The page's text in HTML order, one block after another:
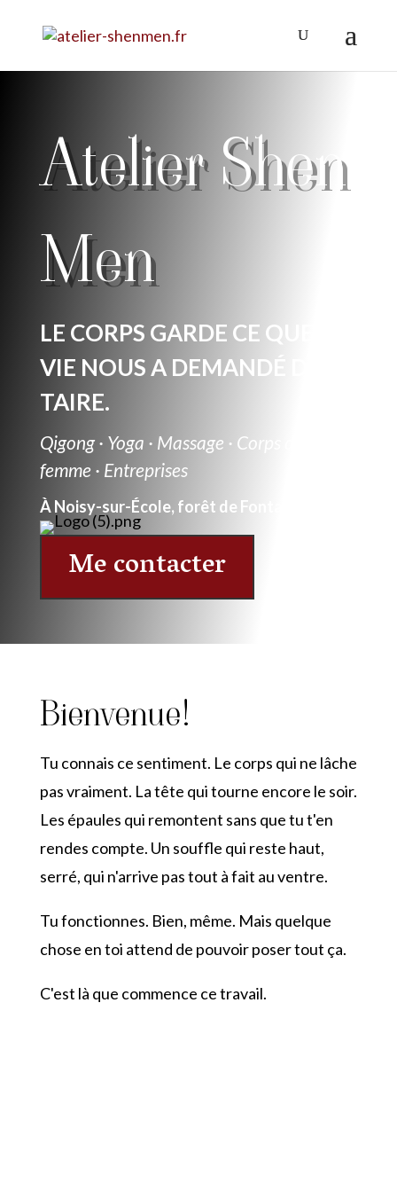
Atelier Shen
Men
LE CORPS GARDE CE QUE LA
VIE NOUS A DEMANDÉ DE
TAIRE.
Qigong · Yoga · Massage · Corps de
femme · Entreprises
À Noisy-sur-École, forêt de Fontainebleau
Me contacter
Bienvenue!
Tu connais ce sentiment. Le corps qui ne lâche
pas vraiment. La tête qui tourne encore le soir.
Les épaules qui remontent sans que tu t'en
rendes compte. Un souffle qui reste haut,
serré, qui n'arrive pas tout à fait au ventre.
Tu fonctionnes. Bien, même. Mais quelque
chose en toi attend de pouvoir poser tout ça.
C'est là que commence ce travail.